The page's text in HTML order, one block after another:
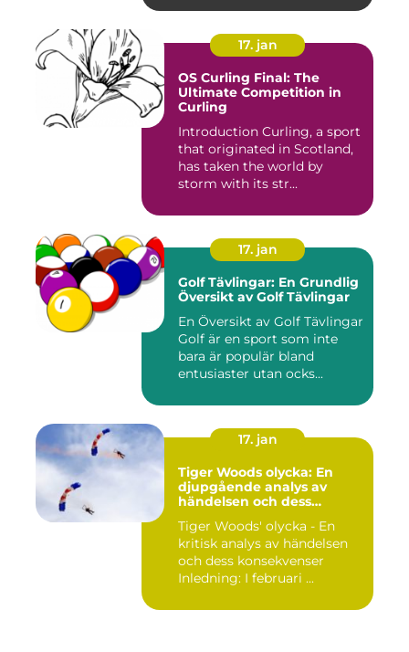
17. jan
OS Curling Final: The
Ultimate Competition in
Curling
Introduction Curling, a sport
that originated in Scotland,
has taken the world by
storm with its str...
17. jan
Golf Tävlingar: En Grundlig
Översikt av Golf Tävlingar
En Översikt av Golf Tävlingar
Golf är en sport som inte
bara är populär bland
entusiaster utan ocks...
17. jan
Tiger Woods olycka: En
djupgående analys av
händelsen och dess
Tiger Woods' olycka - En
kritisk analys av händelsen
och dess konsekvenser
Inledning: I februari ...